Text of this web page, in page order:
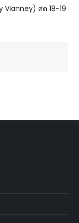
Vianney) ศต 18-19